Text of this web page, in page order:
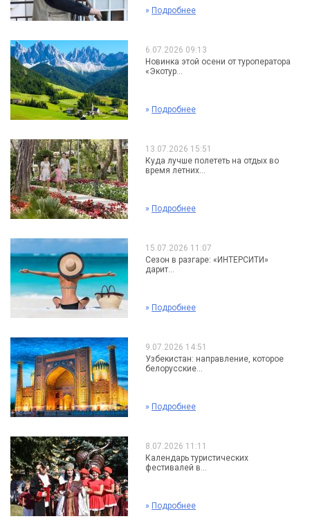
» Подробнее
6.07.2026 09:13
Новинка этой осени от туроператора
«Экотур...
» Подробнее
13.07.2026 15:51
Куда лучше полететь на отдых во
время летних...
» Подробнее
15.07.2026 11:07
Сезон в разгаре: «ИНТЕРСИТИ»
дарит...
» Подробнее
9.07.2026 14:51
Узбекистан: направление, которое
белорусские...
» Подробнее
8.07.2026 11:11
Календарь туристических
фестивалей в...
» Подробнее